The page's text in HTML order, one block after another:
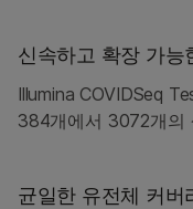
신속하고 확장 가능
Illumina COVIDSeq
384개에서 3072개의
균일한 유전체 커버